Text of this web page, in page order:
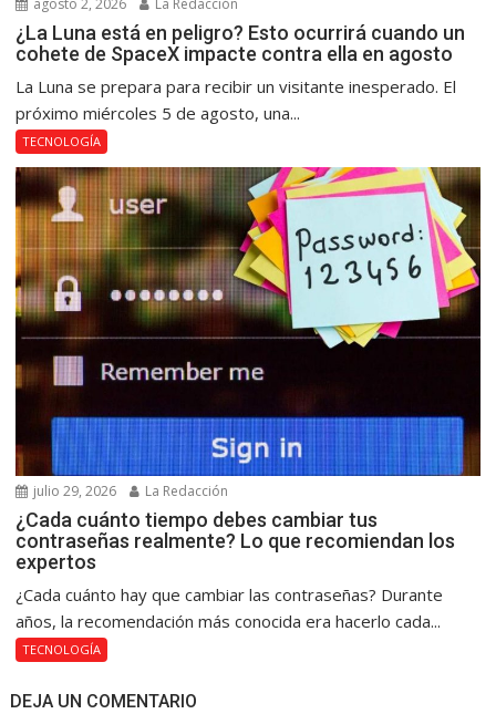
¿La Luna está en peligro? Esto ocurrirá cuando un
cohete de SpaceX impacte contra ella en agosto
La Luna se prepara para recibir un visitante inesperado. El
próximo miércoles 5 de agosto, una...
TECNOLOGÍA
julio 29, 2026 La Redacción
¿Cada cuánto tiempo debes cambiar tus
contraseñas realmente? Lo que recomiendan los
expertos
¿Cada cuánto hay que cambiar las contraseñas? Durante
años, la recomendación más conocida era hacerlo cada...
TECNOLOGÍA
DEJA UN COMENTARIO